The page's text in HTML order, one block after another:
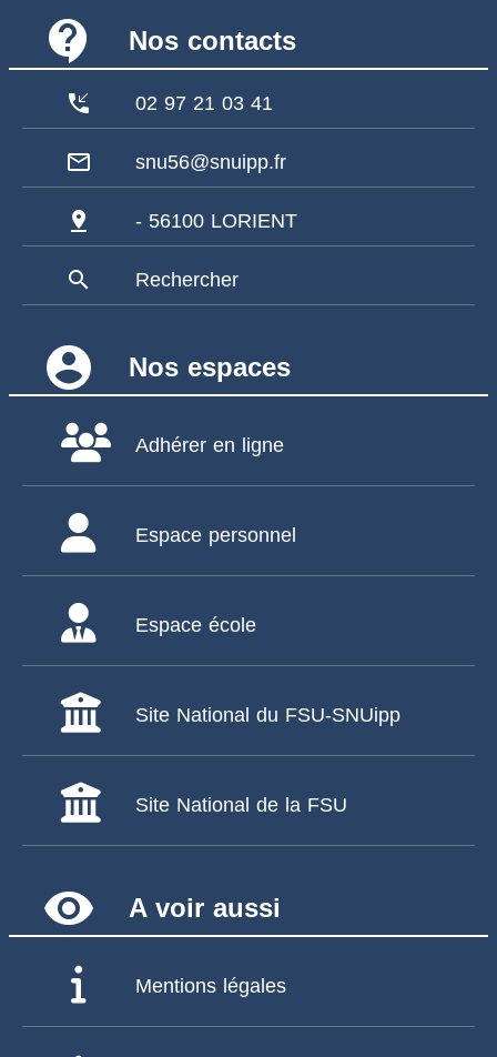
contact_support Nos contacts
phone_callback 02 97 21 03 41
mail_outline snu56@snuipp.fr
pin_drop - 56100 LORIENT
search Rechercher
account_circle Nos espaces
Adhérer en ligne
Espace personnel
Espace école
Site National du FSU-SNUipp
Site National de la FSU
remove_red_eye A voir aussi
Mentions légales